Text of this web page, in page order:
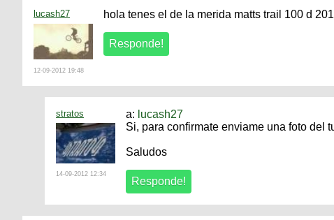
lucash27
12-09-2012 19:48
hola tenes el de la merida matts trail 100 d
stratos
14-09-2012 12:34
a: lucash27
Si, para confirmate enviame una foto del
Saludos